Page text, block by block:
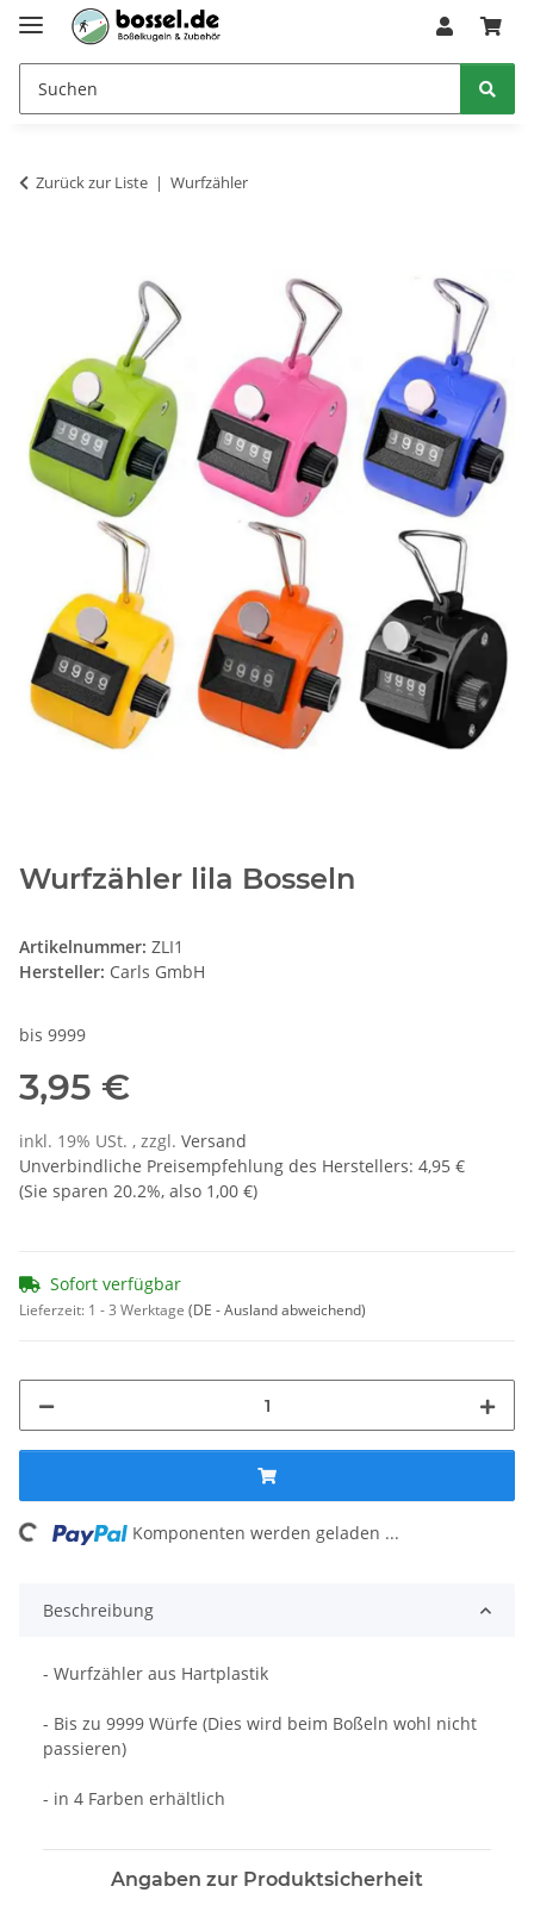
Zurück zur Liste Wurfzähler
Wurfzähler lila Bosseln
Artikelnummer: ZLI1
Hersteller: Carls GmbH
bis 9999
3,95 €
inkl. 19% USt. , zzgl. Versand
Unverbindliche Preisempfehlung des Herstellers: 4,95 €
(Sie sparen 20.2%, also 1,00 €)
Sofort verfügbar
Lieferzeit: 1 - 3 Werktage (DE - Ausland abweichend)
Komponenten werden geladen ...
Beschreibung
- Wurfzähler aus Hartplastik
- Bis zu 9999 Würfe (Dies wird beim Boßeln wohl nicht
passieren)
- in 4 Farben erhältlich
Angaben zur Produktsicherheit